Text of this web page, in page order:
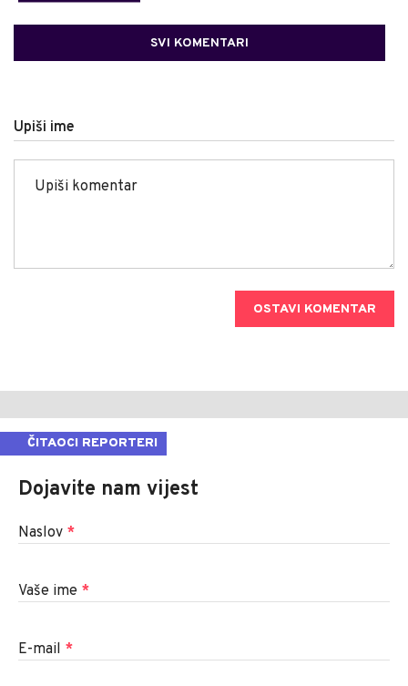
SVI KOMENTARI
Upiši ime
OSTAVI KOMENTAR
ČITAOCI REPORTERI
Dojavite nam vijest
Naslov *
Vaše ime *
E-mail *